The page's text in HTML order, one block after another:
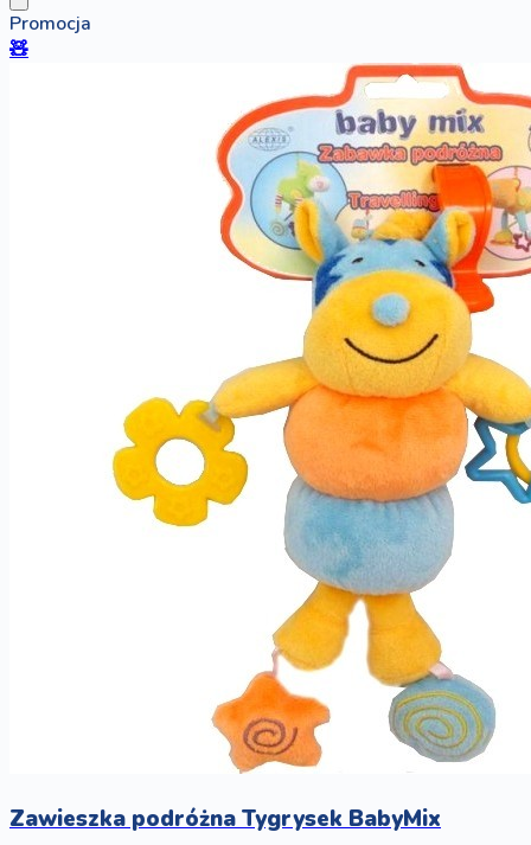
Promocja
🧸
Zawieszka podróżna Tygrysek BabyMix